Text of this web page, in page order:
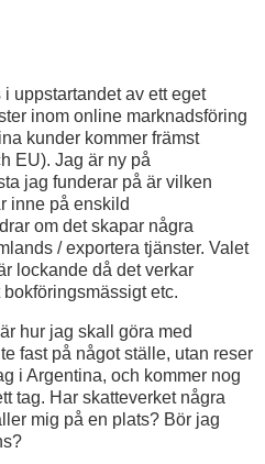
uppstartandet av ett eget
inom online marknadsföring
kunder kommer främst
EU). Jag är ny på
jag funderar på är vilken
inne på enskild
om det skapar några
/ exportera tjänster. Valet
lockande då det verkar
etc.
hur jag skall göra med
fast på något ställe, utan reser
i Argentina, och kommer nog
tag. Har skatteverket några
mig på en plats? Bör jag